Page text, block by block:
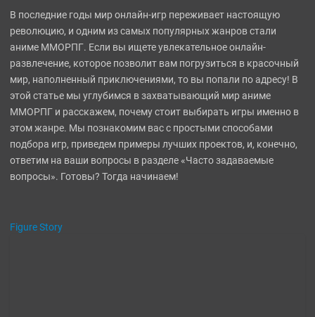
СИМУЛЯТОРЫ
СТРАТЕГИИ
ШУТЕРЫ
ФЭНТЕЗИ
В последние годы мир онлайн-игр переживает настоящую
революцию, и одним из самых популярных жанров стали
аниме ММОРПГ. Если вы ищете увлекательное онлайн-
развлечение, которое позволит вам погрузиться в красочный
мир, наполненный приключениями, то вы попали по адресу! В
этой статье мы углубимся в захватывающий мир аниме
ММОРПГ и расскажем, почему стоит выбирать игры именно в
этом жанре. Мы познакомим вас с простыми способами
подбора игр, приведем примеры лучших проектов, и, конечно,
ответим на ваши вопросы в разделе «Часто задаваемые
вопросы». Готовы? Тогда начинаем!
Figure Story